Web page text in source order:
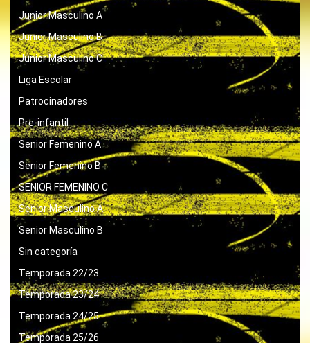
Junior Masculino A
Junior Masculino B
Junior Masculino C
Liga Escolar
Patrocinadores
Pre-infantil
Senior Femenino A
Senior Femenino B
SENIOR FEMENINO C
Senior Masculino A
Senior Masculino B
Sin categoría
Temporada 22/23
Temporada 23/24
Temporada 24/25
Temporada 25/26